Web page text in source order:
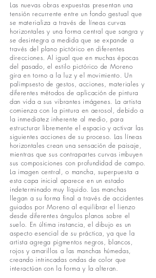
Las nuevas obras expuestas presentan una
tensión recurrente entre un fondo gestual que
se materializa a través de líneas curvas
horizontales y una forma central que sangra y
se desintegra a medida que se expande a
través del plano pictórico en diferentes
direcciones. Al igual que en muchas épocas
del pasado, el estilo pictórico de Moreno
gira en torno a la luz y el movimiento. Un
palimpsesto de gestos, acciones, materiales y
diferentes métodos de aplicación de pintura
dan vida a sus vibrantes imágenes. La artista
comienza con la pintura en aerosol, debido a
la inmediatez inherente al medio, para
estructurar libremente el espacio y activar las
siguientes acciones de su proceso. Las líneas
horizontales crean una sensación de paisaje,
mientras que sus contrapartes curvas imbuyen
sus composiciones con profundidad de campo.
La imagen central, o mancha, superpuesta a
esta capa inicial aparece en un estado
indeterminado muy líquido. Las manchas
llegan a su forma final a través de accidentes
guiados por Moreno al equilibrar el lienzo
desde diferentes ángulos planos sobre el
suelo. En última instancia, el dibujo es un
aspecto esencial de su práctica, ya que la
artista agrega pigmentos negros, blancos,
rojos y amarillos a las manchas húmedas,
creando intrincadas ondas de color que
interactúan con la forma y la alteran.